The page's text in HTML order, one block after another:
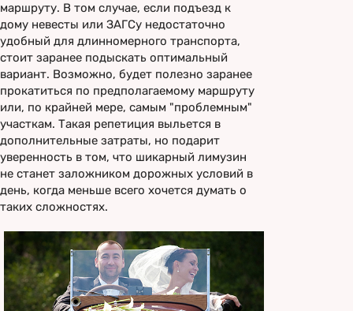
маршруту. В том случае, если подъезд к
дому невесты или ЗАГСу недостаточно
удобный для длинномерного транспорта,
стоит заранее подыскать оптимальный
вариант. Возможно, будет полезно заранее
прокатиться по предполагаемому маршруту
или, по крайней мере, самым "проблемным"
участкам. Такая репетиция выльется в
дополнительные затраты, но подарит
уверенность в том, что шикарный лимузин
не станет заложником дорожных условий в
день, когда меньше всего хочется думать о
таких сложностях.